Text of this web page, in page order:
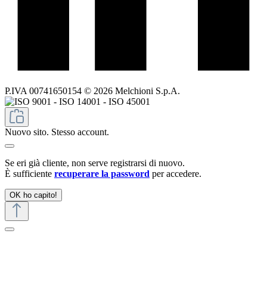
P.IVA 00741650154 © 2026 Melchioni S.p.A.
Nuovo sito. Stesso account.
Se eri già cliente, non serve registrarsi di nuovo.
È sufficiente recuperare la password per accedere.
OK ho capito!